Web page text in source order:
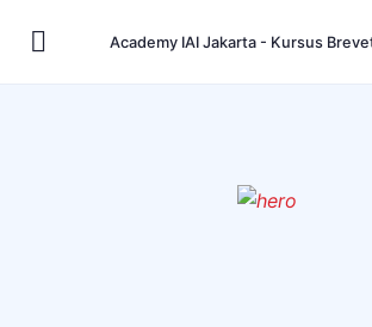
Academy IAI Jakarta - Kursus